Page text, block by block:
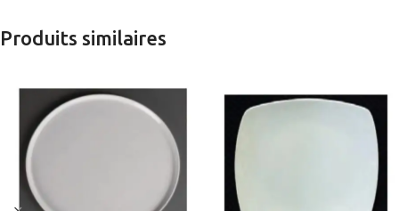
Produits similaires